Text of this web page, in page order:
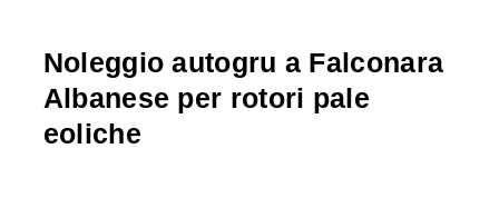
Noleggio autogru a Falconara
Albanese per rotori pale
eoliche